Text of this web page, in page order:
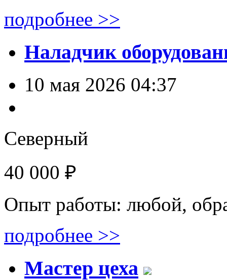
подробнее >>
Наладчик
10 мая 2026 04:37
Северный
40 000 ₽
Опыт работы: любой,
подробнее >>
Мастер цеха